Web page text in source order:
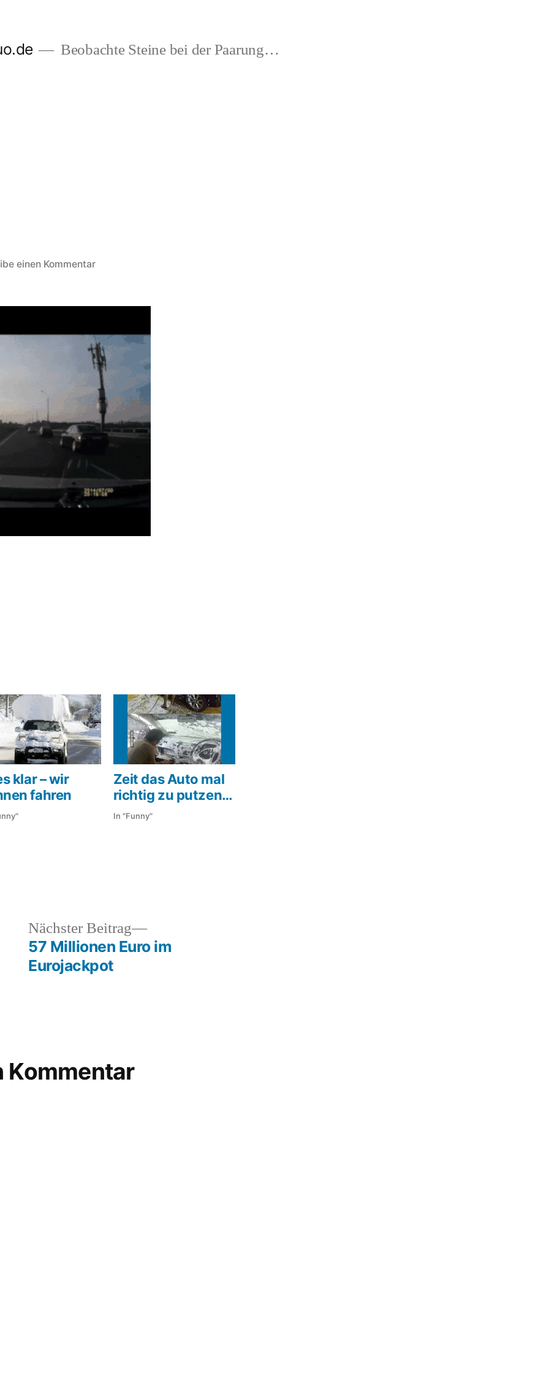
Beobachte Steine bei der Paarung…
einen Kommentarzu
klar – wir
fahren
Zeit das Auto mal
richtig zu putzen…
In "Funny"
lustig,
straße,
surfen
Nächster Beitrag
Nächster
Beitrag:
57 Millionen Euro im
Eurojackpot
Kommentar